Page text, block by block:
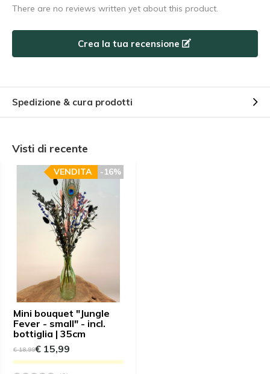
There are no reviews written yet about this product.
Crea la tua recensione
Spedizione & cura prodotti
Visti di recente
Mini bouquet "Jungle
Fever - small" - incl.
bottiglia | 35cm
-16%
VENDITA
€ 18,99€ 15,99